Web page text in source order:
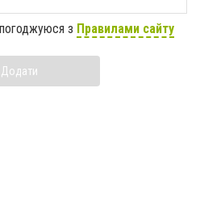
з Правилами сайту
Додати